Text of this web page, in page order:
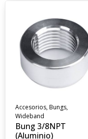
Accesorios,Bungs,
Wideband
Bung 3/8NPT
(Aluminio)